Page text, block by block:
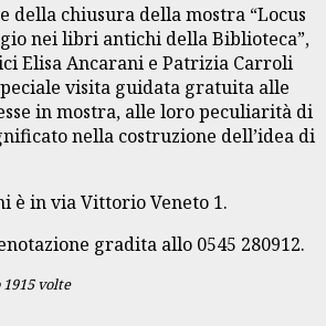
della chiusura della mostra “Locus
nei libri antichi della Biblioteca”,
Elisa Ancarani e Patrizia Carroli
visita guidata gratuita alle
in mostra, alle loro peculiarità di
nella costruzione dell’idea di
è in via Vittorio Veneto 1.
gradita allo 0545 280912.
volte